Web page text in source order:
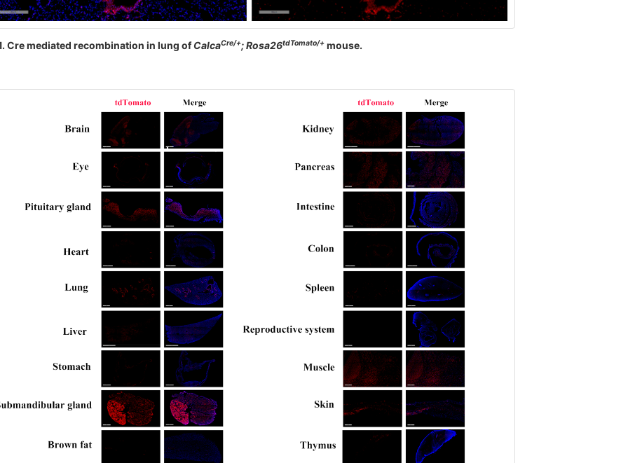
Cre mediated recombination in lung ofCalcaCre/+; Rosa26tdTomato/+ mouse.